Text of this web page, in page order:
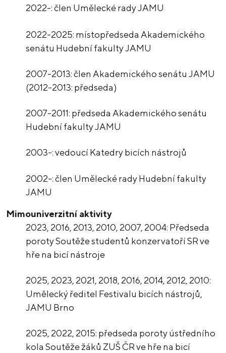
2022-: člen Umělecké rady JAMU
2022-2025: místopředseda Akademického
senátu Hudební fakulty JAMU
2007-2013: člen Akademického senátu JAMU
(2012-2013: předseda)
2007-2011: předseda Akademického senátu
Hudební fakulty JAMU
2003-: vedoucí Katedry bicích nástrojů
2002-: člen Umělecké rady Hudební fakulty
JAMU
Mimouniverzitní aktivity
2023, 2016, 2013, 2010, 2007, 2004: Předseda
poroty Soutěže studentů konzervatoří SR ve
hře na bicí nástroje
2025, 2023, 2021, 2018, 2016, 2014, 2012, 2010:
Umělecký ředitel Festivalu bicích nástrojů,
JAMU Brno
2025, 2022, 2015: předseda poroty ústředního
kola Soutěže žáků ZUŠ ČR ve hře na bicí